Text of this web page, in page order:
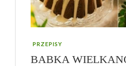
PRZEPISY
BABKA